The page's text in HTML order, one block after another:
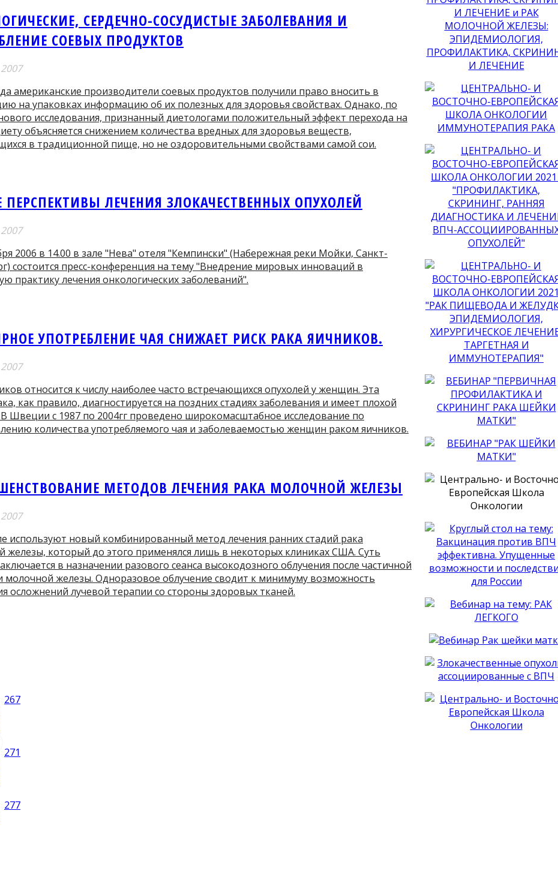
СЕРДЕЧНО-СОСУДИСТЫЕ ЗАБОЛЕВАНИЯ И
СОЕВЫХ ПРОДУКТОВ
американские производители соевых продуктов получили право вносить в
на упаковках информацию об их полезных для здоровья свойствах. Однако, по
исследования, признанный диетологами положительный эффект перехода на
объясняется снижением количества вредных для здоровья веществ,
в традиционной пище, но не оздоровительными свойствами самой сои.
ПЕРСПЕКТИВЫ ЛЕЧЕНИЯ ЗЛОКАЧЕСТВЕННЫХ ОПУХОЛЕЙ
2006 в 14.00 в зале "Нева" отеля "Кемпински" (Набережная реки Мойки, Санкт-
состоится пресс-конференция на тему "Внедрение мировых инноваций в
практику лечения онкологических заболеваний".
УПОТРЕБЛЕНИЕ ЧАЯ СНИЖАЕТ РИСК РАКА ЯИЧНИКОВ.
относится к числу наиболее часто встречающихся опухолей у женщин. Эта
как правило, диагностируется на поздних стадиях заболевания и имеет плохой
В Швеции с 1987 по 2004гг проведено широкомасштабное исследование по
количества употребляемого чая и заболеваемостью женщин раком яичников.
МЕТОДОВ ЛЕЧЕНИЯ РАКА МОЛОЧНОЙ ЖЕЛЕЗЫ
используют новый комбинированный метод лечения ранних стадий рака
железы, который до этого применялся лишь в некоторых клиниках США. Суть
в назначении разового сеанса высокодозного облучения после частичной
молочной железы. Одноразовое облучение сводит к минимуму возможность
осложнений лучевой терапии со стороны здоровых тканей.
267
271
277